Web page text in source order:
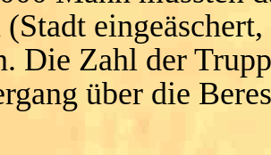
(Stadt
Die Zahl der
über die